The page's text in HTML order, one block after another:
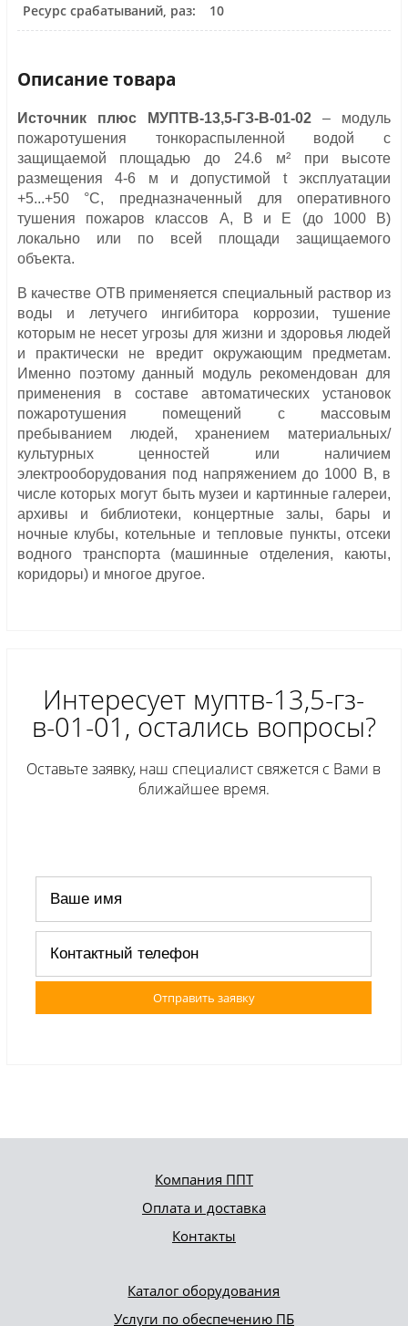
Ресурс срабатываний, раз: 10
Описание товара
Источник плюс МУПТВ-13,5-ГЗ-В-01-02– модуль
пожаротушения тонкораспыленной водой с
защищаемой площадью до 24.6 м² при высоте
размещения 4-6 м и допустимой t эксплуатации
+5...+50 °С, предназначенный для оперативного
тушения пожаров классов А, В и Е (до 1000 В)
локально или по всей площади защищаемого
объекта.
В качестве ОТВ применяется специальный раствор из
воды и летучего ингибитора коррозии, тушение
которым не несет угрозы для жизни и здоровья людей
и практически не вредит окружающим предметам.
Именно поэтому данный модуль рекомендован для
применения в составе автоматических установок
пожаротушения помещений с массовым
пребыванием людей, хранением материальных/
культурных ценностей или наличием
электрооборудования под напряжением до 1000 В, в
числе которых могут быть музеи и картинные галереи,
архивы и библиотеки, концертные залы, бары и
ночные клубы, котельные и тепловые пункты, отсеки
водного транспорта (машинные отделения, каюты,
коридоры) и многое другое.
Интересует муптв-13,5-гз-
в-01-01, остались вопросы?
Оставьте заявку, наш специалист свяжется с Вами в
ближайшее время.
Отправить заявку
Компания ППТ
Оплата и доставка
Контакты
Каталог оборудования
Услуги по обеспечению ПБ